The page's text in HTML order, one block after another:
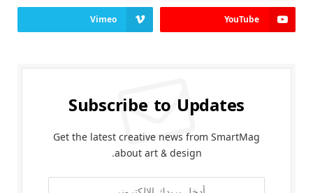
YouTube
Vimeo
Subscribe to Updates
Get the latest creative news from SmartMag
about art & design.